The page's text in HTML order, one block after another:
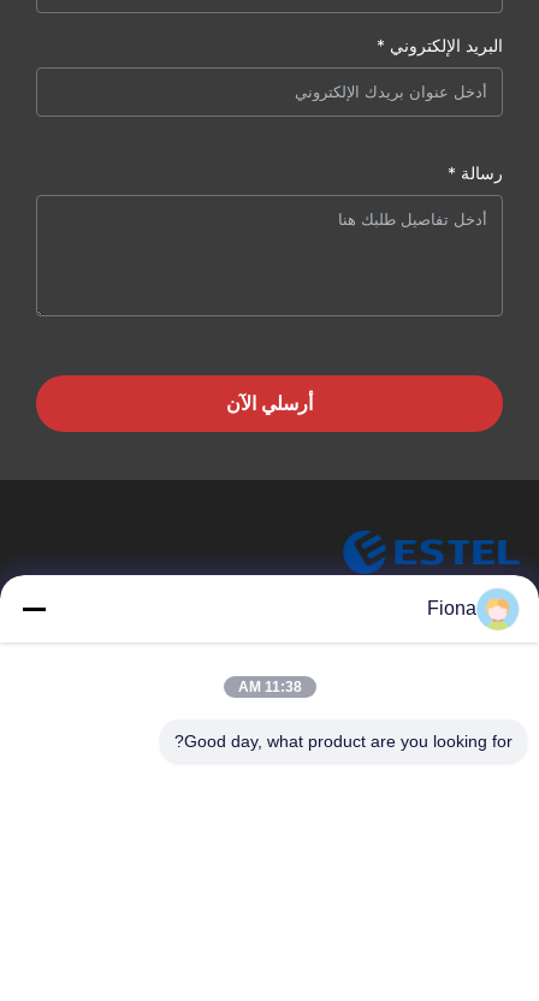
البريد الإلكتروني *
رسالة *
أرسلي الآن
ESTEL (GUANGDONG) TECHNOLOGY CO., LTD.
المنزل
جديد
Fiona
11:38 AM
Good day, what product are you looking for?